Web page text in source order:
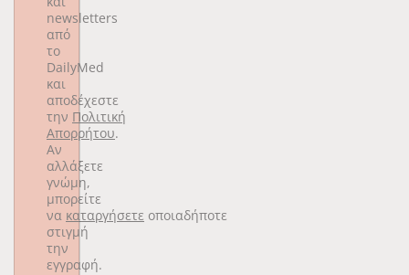
newsletters
από
το
DailyMed
και
αποδέχεστε
την Πολιτική
Απορρήτου.
Αν
αλλάξετε
γνώμη,
μπορείτε
να καταργήσετε οποιαδήποτε
στιγμή
την
εγγραφή.